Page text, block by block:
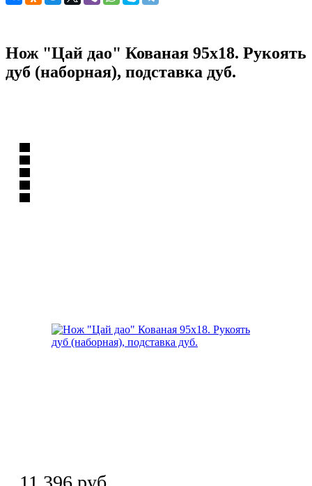
Нож "Цай дао" Кованая 95х18. Рукоять
дуб (наборная), подставка дуб.